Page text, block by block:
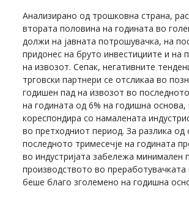
Анализирано од трошковна страна,
втората половина на годината во
должи на јавната потрошувачка, на
придонес на бруто инвестициите и на
на извозот. Сепак, негативните
трговски партнери се отсликаа во
годишен пад на извозот во
на годината од 6% на годишна
кореспондира со намалената
во претходниот период. За разлика од
последното тримесечје на годината
во индустријата забележа минимален
производството во преработувачката
беше благо зголемено на годишна